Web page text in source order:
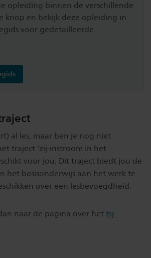
opleiding binnen de verschillende
knop en bekijk deze opleiding in
voor gedetailleerde
al les, maar ben je nog niet
traject 'zij-instroom in het
voor jou. Dit traject biedt jou de
het basisonderwijs aan het werk te
over een lesbevoegdheid.
naar de pagina over het zij-